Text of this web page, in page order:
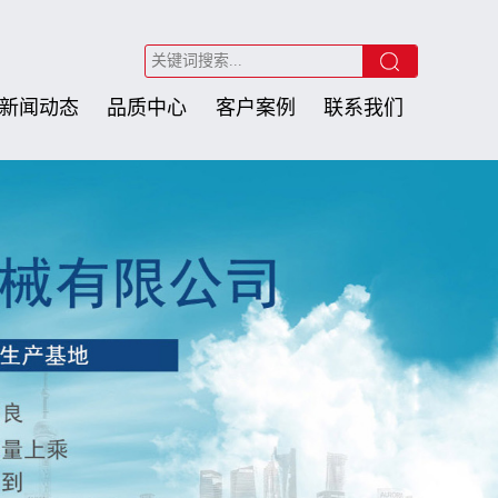
闻动态 品质中心 客户案例 联系我们